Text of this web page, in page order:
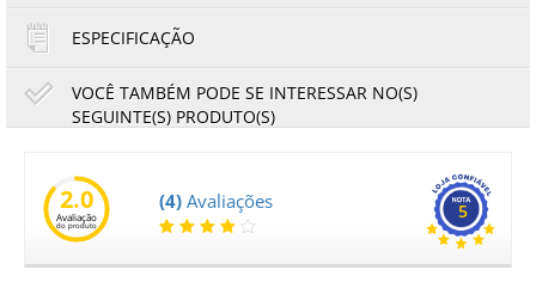
ESPECIFICAÇÃO
VOCÊ TAMBÉM PODE SE INTERESSAR NO(S)
SEGUINTE(S) PRODUTO(S)
MPC2530 MPC2050 MPC2550 | D0396241 | Original
275,73 256,43
no boleto à vista
2.0
Avaliação
do produto
(4) Avaliações 5